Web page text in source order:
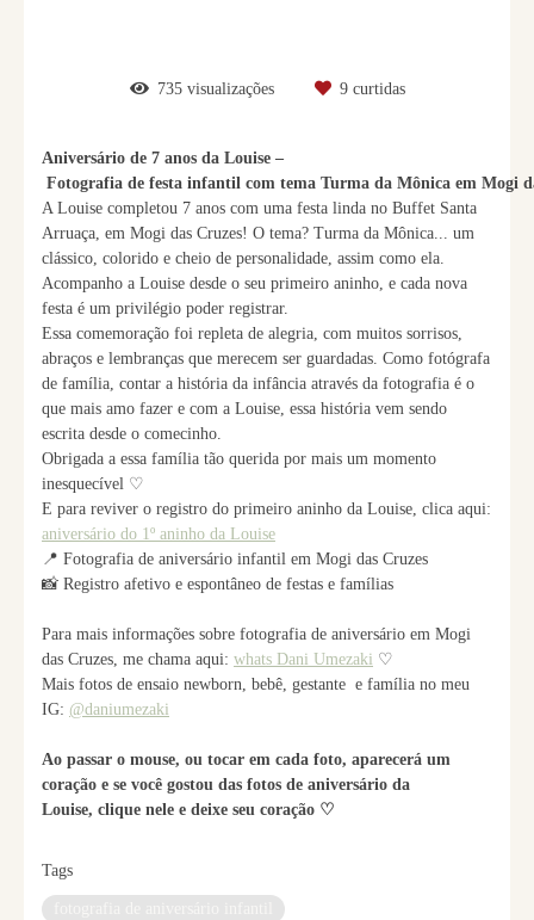
735visualizações 9curtidas
Aniversário de 7 anos da Louise –
Fotografia de festa infantil com tema Turma da Mônica em Mogi
A Louise completou 7 anos com uma festa linda no Buffet Santa
Arruaça, em Mogi das Cruzes! O tema? Turma da Mônica... um
clássico, colorido e cheio de personalidade, assim como ela.
Acompanho a Louise desde o seu primeiro aninho, e cada nova
festa é um privilégio poder registrar.
Essa comemoração foi repleta de alegria, com muitos sorrisos,
abraços e lembranças que merecem ser guardadas. Como fotógrafa
de família, contar a história da infância através da fotografia é o
que mais amo fazer e com a Louise, essa história vem sendo
escrita desde o comecinho.
Obrigada a essa família tão querida por mais um momento
inesquecível ♡
E para reviver o registro do primeiro aninho da Louise, clica aqui:
aniversário do 1º aninho da Louise
📍 Fotografia de aniversário infantil em Mogi das Cruzes
📸 Registro afetivo e espontâneo de festas e famílias
Para mais informações sobre fotografia de aniversário em Mogi
das Cruzes, me chama aqui: whats Dani Umezaki ♡
Mais fotos de ensaio newborn, bebê, gestante e família no meu
IG: @daniumezaki
Ao passar o mouse, ou tocar em cada foto, aparecerá um
coração e se você gostou das fotos de aniversário da
Louise, clique nele e deixe seu coração ♡
Tags